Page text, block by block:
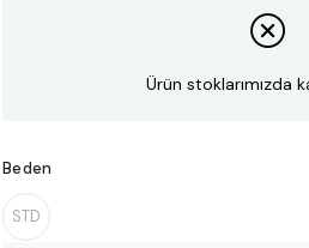
Ürün stoklarımızda
Beden
STD